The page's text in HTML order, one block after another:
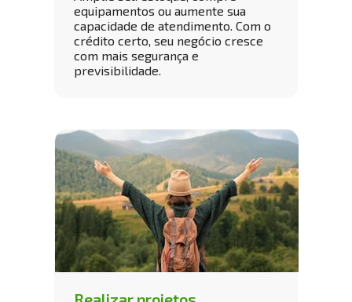
equipamentos ou aumente sua
capacidade de atendimento. Com o
crédito certo, seu negócio cresce
com mais segurança e
previsibilidade.